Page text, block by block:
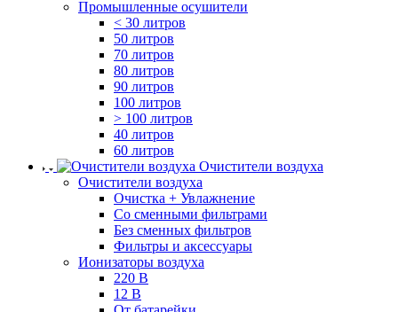
Промышленные осушители
< 30 литров
50 литров
70 литров
80 литров
90 литров
100 литров
> 100 литров
40 литров
60 литров
Очистители воздуха
Очистители воздуха
Очистка + Увлажнение
Cо сменными фильтрами
Без сменных фильтров
Фильтры и аксессуары
Ионизаторы воздуха
220 В
12 В